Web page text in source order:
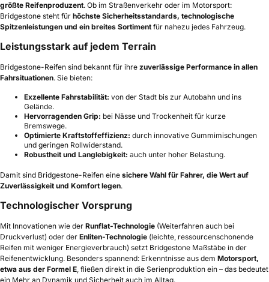
größte Reifenproduzent. Ob im Straßenverkehr oder im Motorsport:
Bridgestone steht für höchste Sicherheitsstandards, technologische
Spitzenleistungen und ein breites Sortiment für nahezu jedes Fahrzeug.
Leistungsstark auf jedem Terrain
Bridgestone-Reifen sind bekannt für ihre zuverlässige Performance in allen
Fahrsituationen. Sie bieten:
Exzellente Fahrstabilität: von der Stadt bis zur Autobahn und ins
Gelände.
Hervorragenden Grip: bei Nässe und Trockenheit für kurze
Bremswege.
Optimierte Kraftstoffeffizienz: durch innovative Gummimischungen
und geringen Rollwiderstand.
Robustheit und Langlebigkeit: auch unter hoher Belastung.
Damit sind Bridgestone-Reifen eine sichere Wahl für Fahrer, die Wert auf
Zuverlässigkeit und Komfort legen.
Technologischer Vorsprung
Mit Innovationen wie der Runflat-Technologie (Weiterfahren auch bei
Druckverlust) oder der Enliten-Technologie (leichte, ressourcenschonende
Reifen mit weniger Energieverbrauch) setzt Bridgestone Maßstäbe in der
Reifenentwicklung. Besonders spannend: Erkenntnisse aus dem Motorsport,
etwa aus der Formel E, fließen direkt in die Serienproduktion ein – das bedeutet
ein Mehr an Dynamik und Sicherheit auch im Alltag.